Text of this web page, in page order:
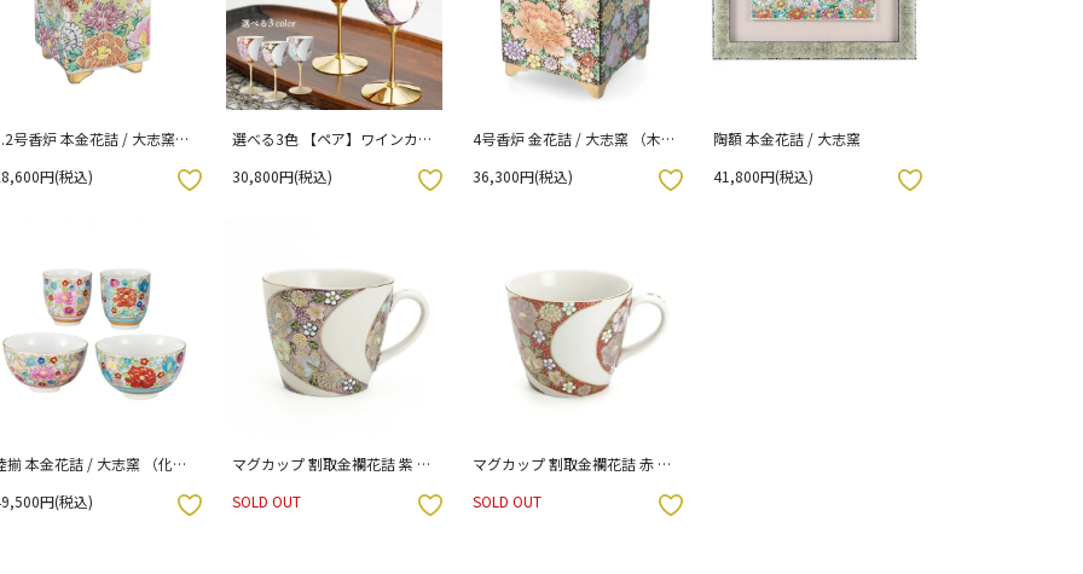
号香炉 本金花詰 / 大志窯
円(税込)
選べる3色 【ペア】ワインカッ
窯 （化粧箱入り）
30,800円(税込)
4号香炉 金花詰 / 大志窯 （木箱
36,300円(税込)
陶額 本金花詰 / 大志窯
41,800円(税込)
揃 本金花詰 / 大志窯 （化粧
円(税込)
マグカップ 割取金襴花詰 紫 単
SOLD OUT
お気に入りボタン
マグカップ 割取金襴花詰 赤 単
SOLD OUT
お気に入りボタン